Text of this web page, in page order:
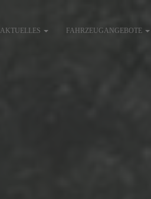
AKTUELLES FAHRZEUGANGEBOTE